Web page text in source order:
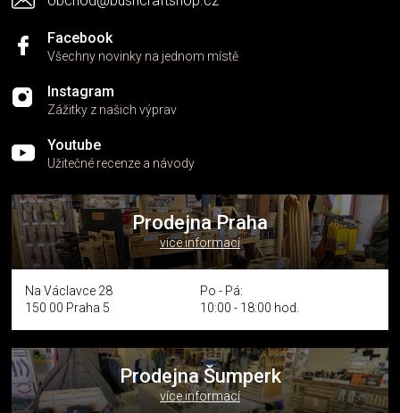
Facebook
Všechny novinky na jednom místě
Instagram
Zážitky z našich výprav
Youtube
Užitečné recenze a návody
Prodejna Praha
více informací
Na Václavce 28
150 00 Praha 5
Po - Pá:
10:00 - 18:00 hod.
Prodejna Šumperk
více informací